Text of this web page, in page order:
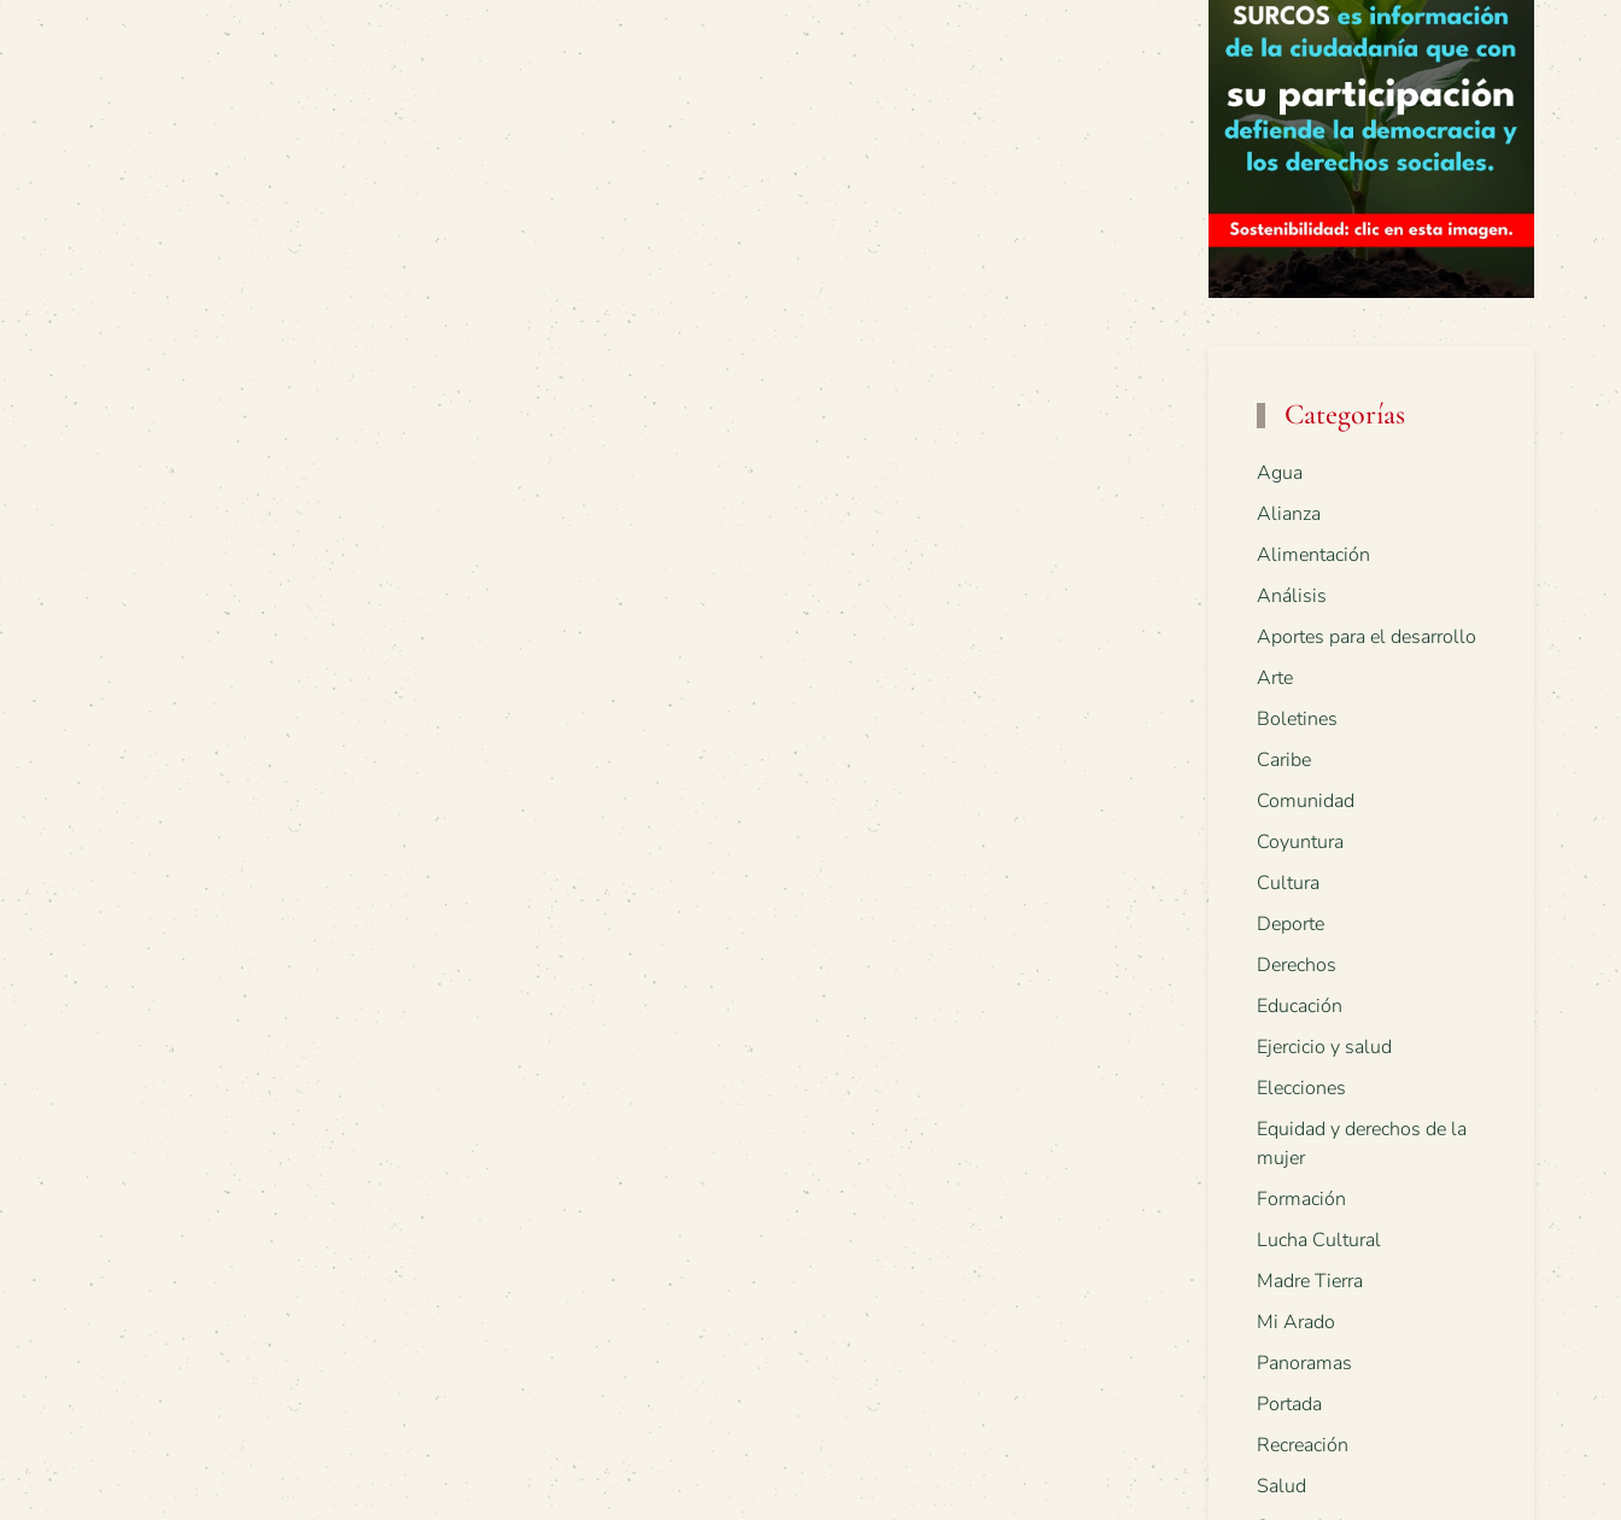
Categorías
Agua
Alianza
Alimentación
Análisis
Aportes para el desarrollo
Arte
Boletines
Caribe
Comunidad
Coyuntura
Cultura
Deporte
Derechos
Educación
Ejercicio y salud
Elecciones
Equidad y derechos de la
mujer
Formación
Lucha Cultural
Madre Tierra
Mi Arado
Panoramas
Portada
Recreación
Salud